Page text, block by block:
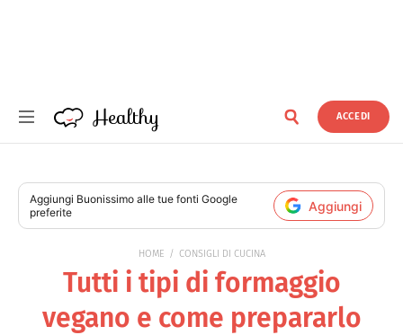
Healthy
Healthy ACCEDI
Aggiungi Buonissimo alle tue fonti Google
preferite
Aggiungi
HOME CONSIGLI DI CUCINA
Tutti i tipi di formaggio
vegano e come prepararlo